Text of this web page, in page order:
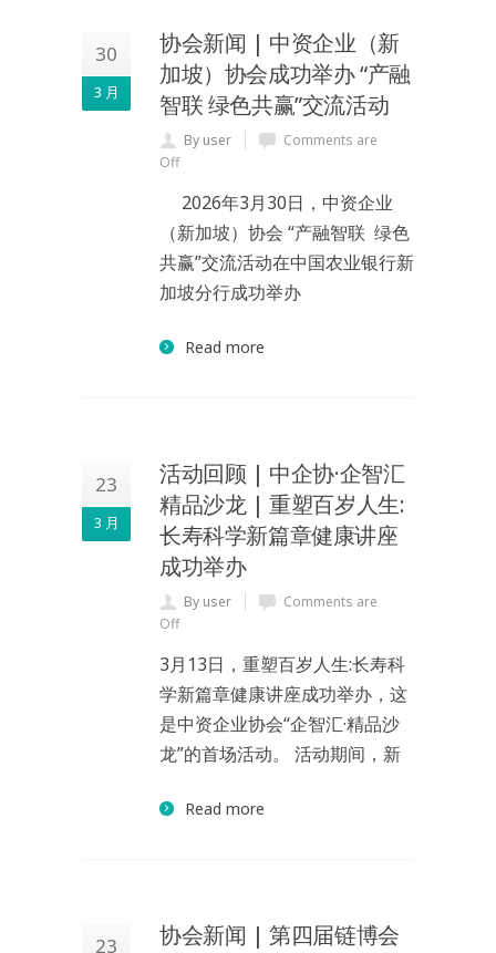
30
3 月
协会新闻 | 中资企业（新
加坡）协会成功举办 “产融
智联 绿色共赢”交流活动
By user
Comments are
Off
2026年3月30日，中资企业
（新加坡）协会 “产融智联 绿色
共赢”交流活动在中国农业银行新
加坡分行成功举办
Read more
23
3 月
活动回顾 | 中企协·企智汇
精品沙龙 | 重塑百岁人生:
长寿科学新篇章健康讲座
成功举办
By user
Comments are
Off
3月13日，重塑百岁人生:长寿科
学新篇章健康讲座成功举办，这
是中资企业协会“企智汇·精品沙
龙”的首场活动。 活动期间，新
Read more
23
协会新闻 | 第四届链博会